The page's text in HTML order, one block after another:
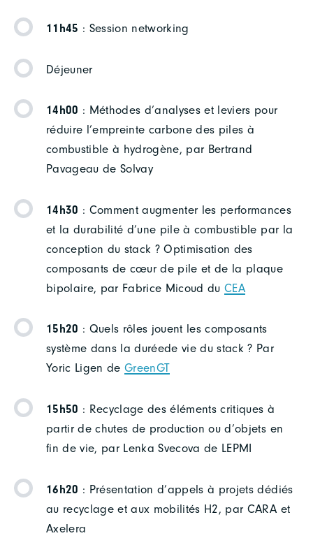
11h45 : Session networking
Déjeuner
14h00 : Méthodes d’analyses et leviers pour
réduire l’empreinte carbone des piles à
combustible à hydrogène, par Bertrand
Pavageau de Solvay
14h30 : Comment augmenter les performances
et la durabilité d’une pile à combustible par la
conception du stack ? Optimisation des
composants de cœur de pile et de la plaque
bipolaire, par Fabrice Micoud duCEA
15h20 : Quels rôles jouent les composants
système dans la duréede vie du stack ? Par
Yoric Ligen de GreenGT
15h50 : Recyclage des éléments critiques à
partir de chutes de production ou d’objets en
fin de vie, par Lenka Svecova de LEPMI
16h20 : Présentation d’appels à projets dédiés
au recyclage et aux mobilités H2, par CARA et
Axelera